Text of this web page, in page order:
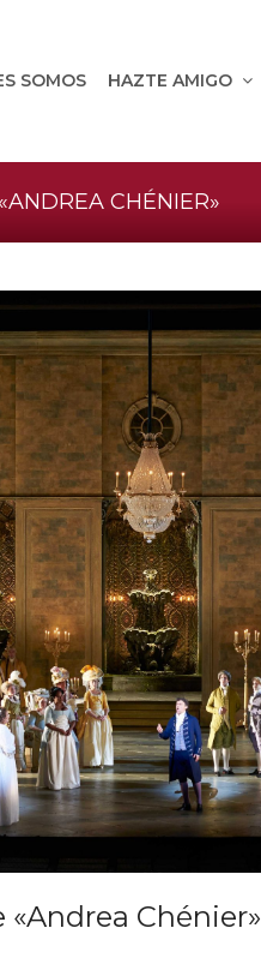
SOMOS HAZTE AMIGO
CHÉNIER»
Chénier»